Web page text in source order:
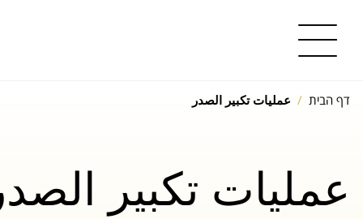
דף הבית عمليات تكبير الصدر
عمليات تكبير